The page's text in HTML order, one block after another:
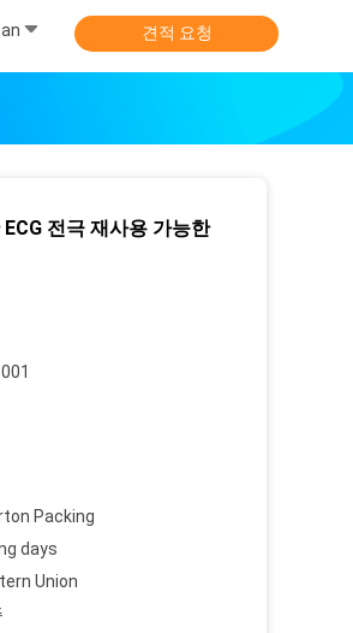
견적 요청
전극 재사용 가능한
Packing
days
Union